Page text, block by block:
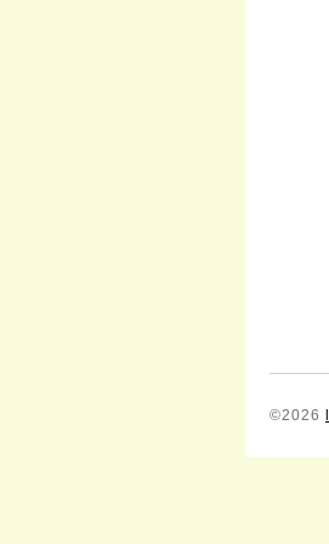
©2026